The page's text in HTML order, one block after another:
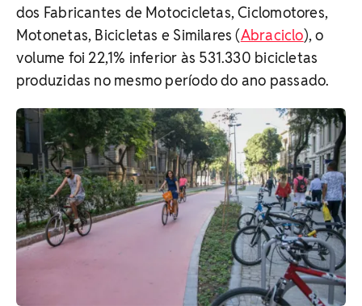
dos Fabricantes de Motocicletas, Ciclomotores,
Motonetas, Bicicletas e Similares (Abraciclo), o
volume foi 22,1% inferior às 531.330 bicicletas
produzidas no mesmo período do ano passado.